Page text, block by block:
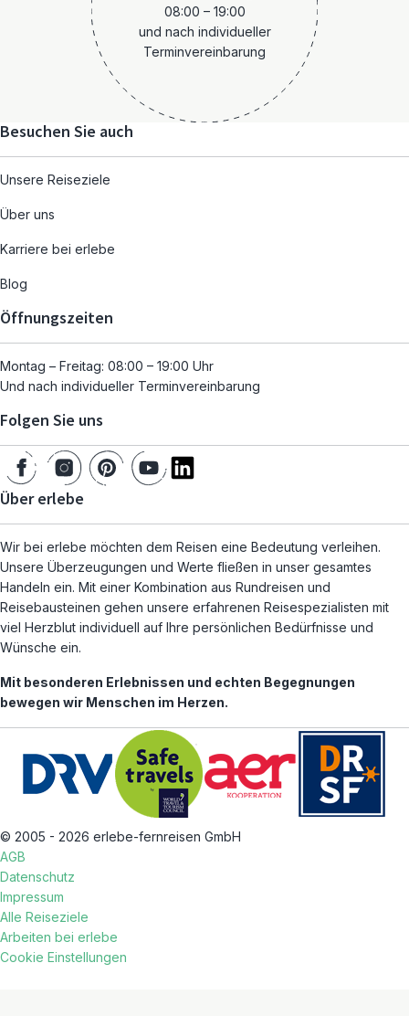
08:00 – 19:00
und nach individueller
Terminvereinbarung
Besuchen Sie auch
Unsere Reiseziele
Über uns
Karriere bei erlebe
Blog
Öffnungszeiten
Montag – Freitag: 08:00 – 19:00 Uhr
Und nach individueller Terminvereinbarung
Folgen Sie uns
Über erlebe
Wir bei erlebe möchten dem Reisen eine Bedeutung verleihen.
Unsere Überzeugungen und Werte fließen in unser gesamtes
Handeln ein. Mit einer Kombination aus Rundreisen und
Reisebausteinen gehen unsere erfahrenen Reisespezialisten mit
viel Herzblut individuell auf Ihre persönlichen Bedürfnisse und
Wünsche ein.
Mit besonderen Erlebnissen und echten Begegnungen
bewegen wir Menschen im Herzen.
© 2005 - 2026 erlebe-fernreisen GmbH
AGB
Datenschutz
Impressum
Alle Reiseziele
Arbeiten bei erlebe
Cookie Einstellungen